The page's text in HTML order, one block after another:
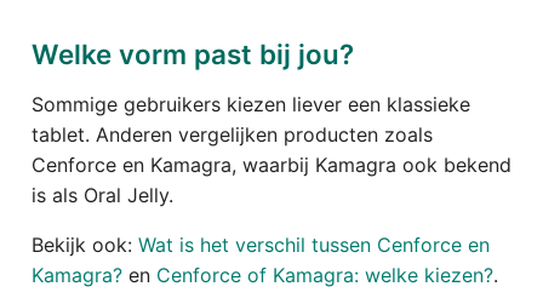
Welke vorm past bij jou?
Sommige gebruikers kiezen liever een klassieke
tablet. Anderen vergelijken producten zoals
Cenforce en Kamagra, waarbij Kamagra ook bekend
is als Oral Jelly.
Bekijk ook: Wat is het verschil tussen Cenforce en
Kamagra? en Cenforce of Kamagra: welke kiezen?.